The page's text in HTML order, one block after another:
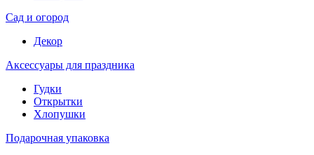
Сад и огород
Декор
Аксессуары для праздника
Гудки
Открытки
Хлопушки
Подарочная упаковка